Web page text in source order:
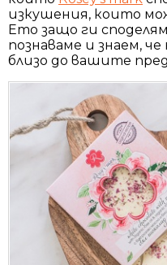
изкушения, които
Ето защо ги
познаваме и знаем,
близо до вашите